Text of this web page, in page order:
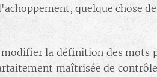
quelque chose
la définition des mots
maîtrisée de